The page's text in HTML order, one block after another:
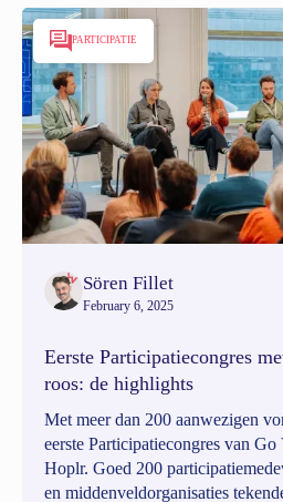
PARTICIPATIE
Sören Fillet
February 6, 2025
Eerste Participatiecongres
roos: de highlights
Met meer dan 200 aanwezigen
eerste Participatiecongres van
Hoplr. Goed 200
en middenveldorganisaties